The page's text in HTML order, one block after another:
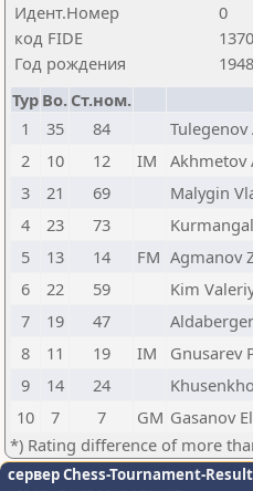
Идент.Номер
0
код FIDE
Год рождения
1948
Тур Bo. Ст.ном.
1
35 84 Tulegenov
2
10 12 IM Akhmetov
3
21 69 Malygin
4
23 73
5
13 14 FM Agmanov
6
22 59 Kim
7
19 47
8
11 19 IM Gnusarev
9
14 24
10
7 7 GM Gasanov
*) Rating difference of more
сервер Chess-Tournament-